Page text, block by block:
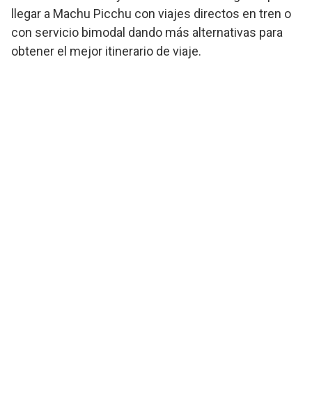
llegar a Machu Picchu con viajes directos en tren o
con servicio bimodal dando más alternativas para
obtener el mejor itinerario de viaje.